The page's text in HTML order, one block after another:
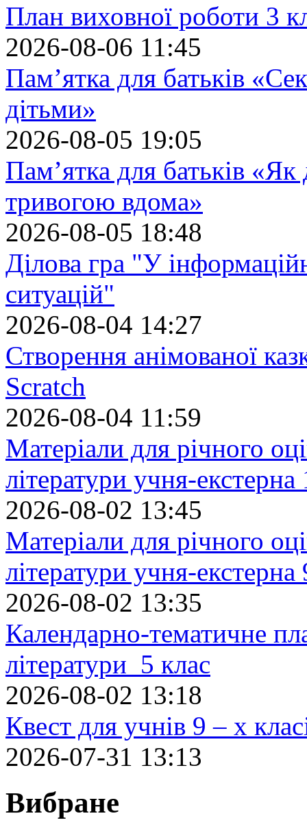
План виховної роботи 3
2026-08-06 11:45
Пам’ятка для батьків
дітьми»
2026-08-05 19:05
Пам’ятка для батьків
тривогою вдома»
2026-08-05 18:48
Ділова гра "У
ситуацій"
2026-08-04 14:27
Створення анімованої
Scratch
2026-08-04 11:59
Матеріали для річного
літератури учня-екстерна
2026-08-02 13:45
Матеріали для річного
літератури учня-екстерна
2026-08-02 13:35
Календарно-тематичне
літератури 5 клас
2026-08-02 13:18
Квест для учнів 9 – х
2026-07-31 13:13
Вибране